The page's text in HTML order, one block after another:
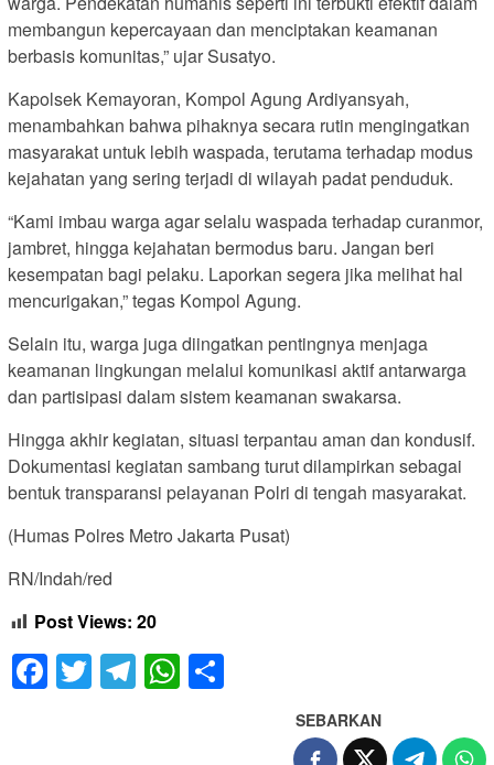
membangun kepercayaan dan menciptakan keamanan
berbasis komunitas,” ujar Susatyo.
Kapolsek Kemayoran, Kompol Agung Ardiyansyah,
menambahkan bahwa pihaknya secara rutin mengingatkan
masyarakat untuk lebih waspada, terutama terhadap modus
kejahatan yang sering terjadi di wilayah padat penduduk.
“Kami imbau warga agar selalu waspada terhadap curanmor,
jambret, hingga kejahatan bermodus baru. Jangan beri
kesempatan bagi pelaku. Laporkan segera jika melihat hal
mencurigakan,” tegas Kompol Agung.
Selain itu, warga juga diingatkan pentingnya menjaga
keamanan lingkungan melalui komunikasi aktif antarwarga
dan partisipasi dalam sistem keamanan swakarsa.
Hingga akhir kegiatan, situasi terpantau aman dan kondusif.
Dokumentasi kegiatan sambang turut dilampirkan sebagai
bentuk transparansi pelayanan Polri di tengah masyarakat.
(Humas Polres Metro Jakarta Pusat)
RN/Indah/red
Post Views: 20
Facebook
Twitter
Telegram
WhatsApp
SEBARKAN